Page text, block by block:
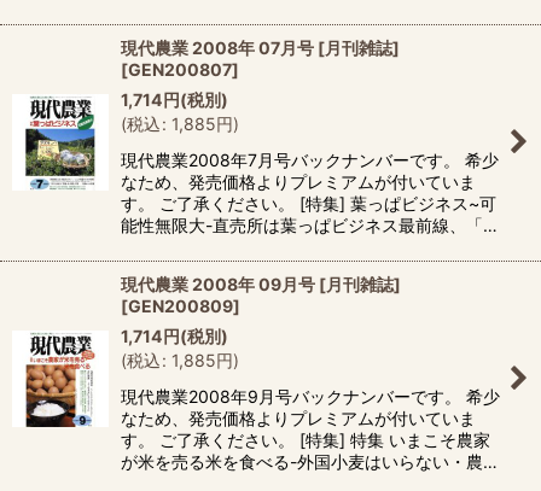
現代農業 2008年 07月号 [月刊雑誌]
[GEN200807]
1,714円(税別)
(税込: 1,885円)
現代農業2008年7月号バックナンバーです。 希少
なため、発売価格よりプレミアムが付いていま
す。 ご了承ください。 [特集] 葉っぱビジネス~可
能性無限大-直売所は葉っぱビジネス最前線、「…
現代農業 2008年 09月号 [月刊雑誌]
[GEN200809]
1,714円(税別)
(税込: 1,885円)
現代農業2008年9月号バックナンバーです。 希少
なため、発売価格よりプレミアムが付いていま
す。 ご了承ください。 [特集] 特集 いまこそ農家
が米を売る米を食べる-外国小麦はいらない・農…